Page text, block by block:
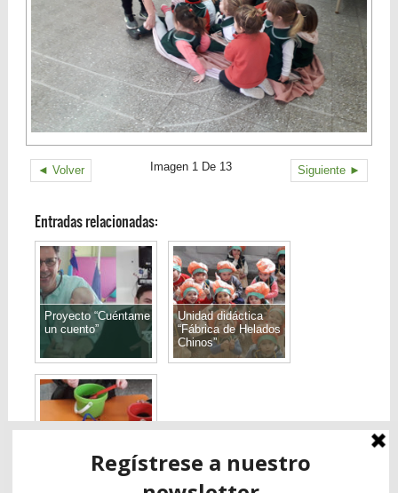
◄ Volver Siguiente ►
Imagen 1 De 13
Entradas relacionadas:
Proyecto “Cuéntame
un cuento”
Unidad didáctica
“Fábrica de Helados
Chinos”
almácigos o siembra
indirecta en Sala